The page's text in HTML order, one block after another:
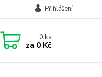
Přihlášení
0ks
za 0 Kč